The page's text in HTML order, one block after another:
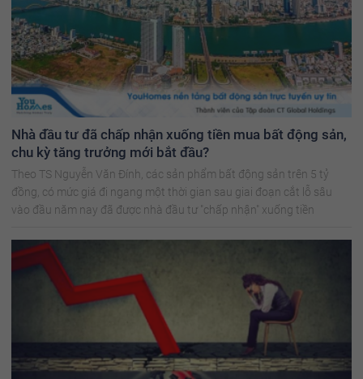
Nhà đầu tư đã chấp nhận xuống tiền mua bất động sản,
chu kỳ tăng trưởng mới bắt đầu?
Theo TS Nguyễn Văn Đính, các sản phẩm bất động sản trên 5 tỷ
đồng, có mức giá đi ngang một thời gian sau giai đoạn cắt lỗ sâu
vào đầu năm nay đã được nhà đầu tư "chấp nhận" xuống tiền